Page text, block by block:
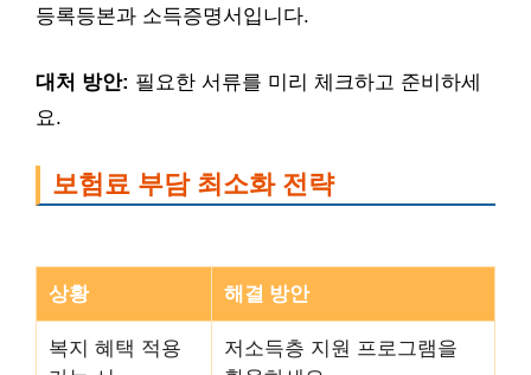
등록등본과 소득증명서입니다.
대처 방안: 필요한 서류를 미리 체크하고 준비하세
요.
보험료 부담 최소화 전략
상황 해결 방안
복지 혜택 적용
저소득층 지원 프로그램을